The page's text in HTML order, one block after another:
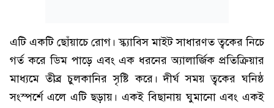
এটি একটি ছোঁয়াচে রোগ। স্ক্যাবিস মাইট সাধারণত ত্বকের নিচে
গর্ত করে ডিম পাড়ে এবং এক ধরনের অ্যালার্জিক প্রতিক্রিয়ার
মাধ্যমে তীব্র চুলকানির সৃষ্টি করে। দীর্ঘ সময় ত্বকের ঘনিষ্ঠ
সংস্পর্শে এলে এটি ছড়ায়। একই বিছানায় ঘুমানো এবং একই